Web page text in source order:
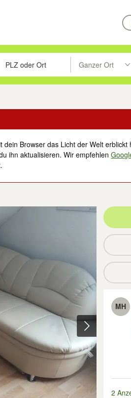
mit den Pfeiltasten nach oben/
oder Ort eingeben. Eingabetaste
Ganzer Ort
Suche im
Browser das Licht der Welt erblickt
ihn aktualisieren. Wir empfehlen
MH
2